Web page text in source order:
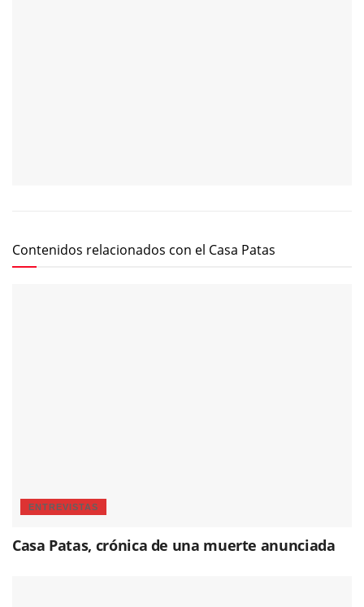
Contenidos relacionados con el Casa Patas
ENTREVISTAS
Casa Patas, crónica de una muerte anunciada